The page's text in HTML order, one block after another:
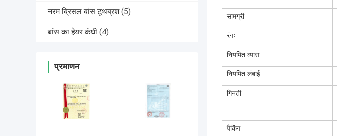
नरम ब्रिसल बांस टूथब्रश (5)
बांस का हेयर कंघी (4)
प्रमाणन
सामग्री
रंगः
नियमित व्यास
नियमित लंबाई
गिनती
पैकिंग